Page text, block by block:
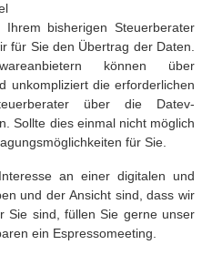
bisherigen Steuerberater
für Sie den Übertrag der Daten.
können über
unkompliziert die erforderlichen
über die Datev-
Sollte dies einmal nicht möglich
für Sie.
an einer digitalen und
und der Ansicht sind, dass wir
Sie sind, füllen Sie gerne unser
ein Espressomeeting.